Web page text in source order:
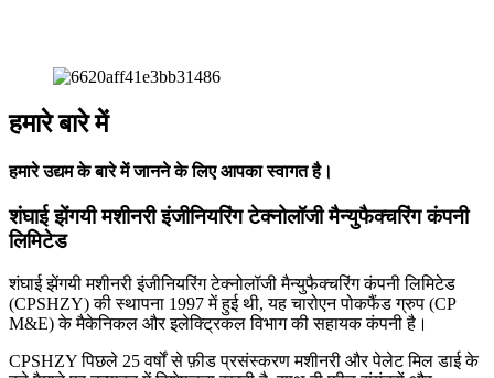
हमारे बारे में
हमारे उद्यम के बारे में जानने के लिए आपका स्वागत है।
शंघाई झेंगयी मशीनरी इंजीनियरिंग टेक्नोलॉजी मैन्युफैक्चरिंग कंपनी
लिमिटेड
शंघाई झेंगयी मशीनरी इंजीनियरिंग टेक्नोलॉजी मैन्युफैक्चरिंग कंपनी लिमिटेड
(CPSHZY) की स्थापना 1997 में हुई थी, यह चारोएन पोकफैंड ग्रुप (CP
M&E) के मैकेनिकल और इलेक्ट्रिकल विभाग की सहायक कंपनी है।
CPSHZY पिछले 25 वर्षों से फ़ीड प्रसंस्करण मशीनरी और पेलेट मिल डाई के